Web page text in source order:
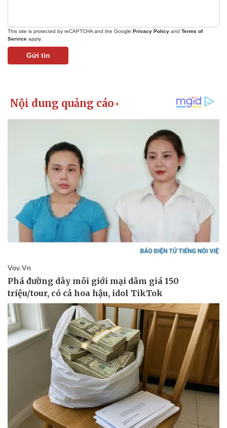
Bóng đá
Lịch thi đấu bóng đá
Thế giới thể thao
Ô tô - Xe máy
Ô tô
Xe máy
Tư vấn
This site is protected by reCAPTCHA and the Google Privacy Policy and Terms of
Service apply.
Gửi tin